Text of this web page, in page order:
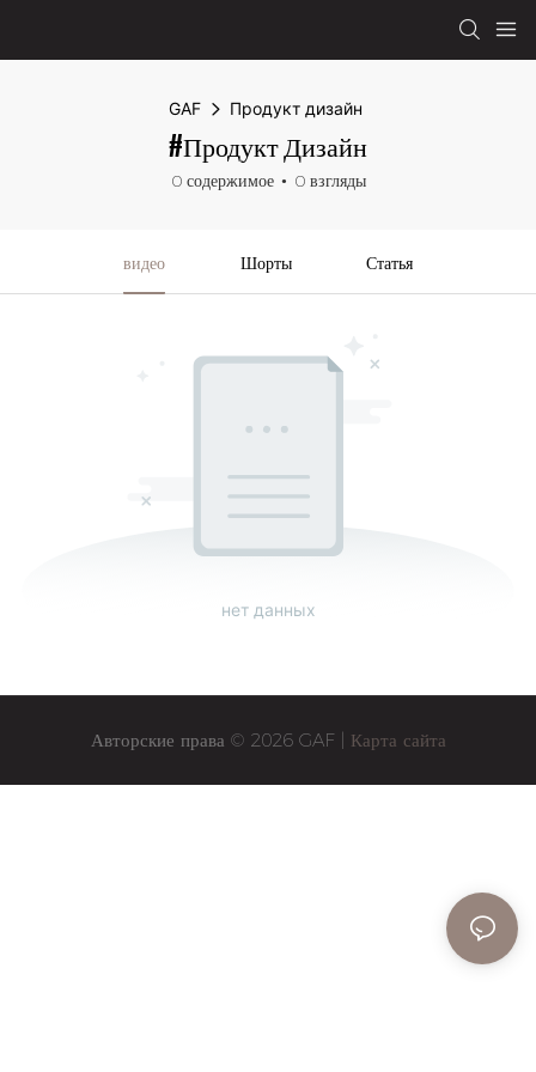
GAF Продукт дизайн
#Продукт Дизайн
0 содержимое 0 взгляды
видео Шорты Статья
нет данных
Авторские права © 2026 GAF | Карта сайта